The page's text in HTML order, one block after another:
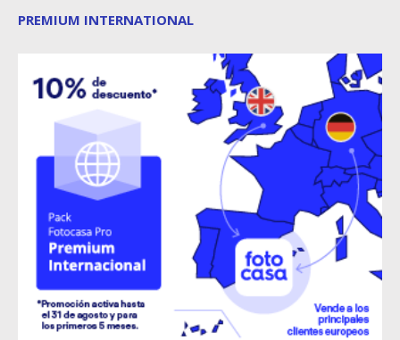
PREMIUM INTERNATIONAL